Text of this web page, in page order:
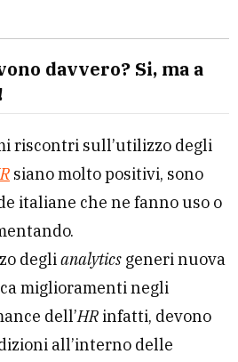
davvero? Si, ma a
riscontri sull’utilizzo degli
siano molto positivi, sono
italiane che ne fanno uso o
deglianalytics generi nuova
miglioramenti negli
dell’HRinfatti, devono
all’interno delle